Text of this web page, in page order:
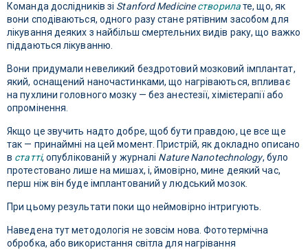
Команда дослідників зі Stanford Medicine створилате, що, як
вони сподіваються, одного разу стане рятівним засобом для
лікування деяких з найбільш смертельних видів раку, що важко
піддаються лікуванню.
Вони придумали невеликий бездротовий мозковий імплантат,
який, оснащений наночастинками, що нагріваються, впливає
на пухлини головного мозку — без анестезії, хімієтерапії або
опромінення.
Якщо це звучить надто добре, щоб бути правдою, це все ще
так — принаймні на цей момент. Пристрій, як докладно описано
в статті, опублікованій у журналі Nature Nanotechnology, було
протестовано лише на мишах, і, ймовірно, мине деякий час,
перш ніж він буде імплантований у людський мозок.
При цьому результати поки що неймовірно інтригують.
Наведена тут методологія не зовсім нова. Фототермічна
обробка, або використання світла для нагрівання